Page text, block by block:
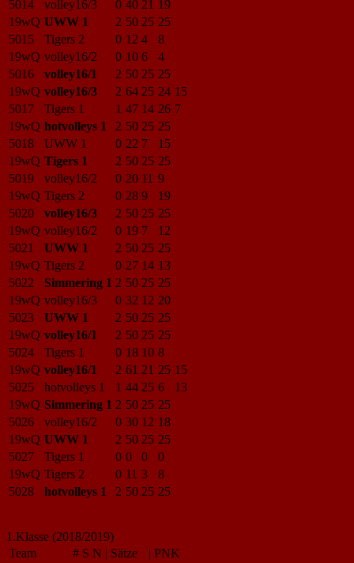
5014
volley16/3 0 40 21 19
19wQ UWW 1 2 50 25 25
5015
Tigers 2 0 12 4
8
19wQ volley16/2 0 10 6
4
5016
volley16/1 2 50 25 25
19wQ volley16/3 2 64 25 24 15
5017
Tigers 1 1 47 14 26 7
19wQ hotvolleys 1 2 50 25 25
5018
UWW 1 0 22 7
15
19wQ Tigers 1 2 50 25 25
5019
volley16/2 0 20 11 9
19wQ Tigers 2 0 28 9
19
5020
volley16/3 2 50 25 25
19wQ volley16/2 0 19 7
12
5021
UWW 1 2 50 25 25
19wQ Tigers 2 0 27 14 13
5022
Simmering 1 2 50 25 25
19wQ volley16/3 0 32 12 20
5023
UWW 1 2 50 25 25
19wQ volley16/1 2 50 25 25
5024
Tigers 1 0 18 10 8
19wQ volley16/1 2 61 21 25 15
5025
hotvolleys 1 1 44 25 6
13
19wQ Simmering 1 2 50 25 25
5026
volley16/2 0 30 12 18
19wQ UWW 1 2 50 25 25
5027
Tigers 1 0 0 0
0
19wQ Tigers 2 0 11 3
8
5028
hotvolleys 1 2 50 25 25
1.Klasse (2018/2019)
Team
# S N | Sätze | PNK